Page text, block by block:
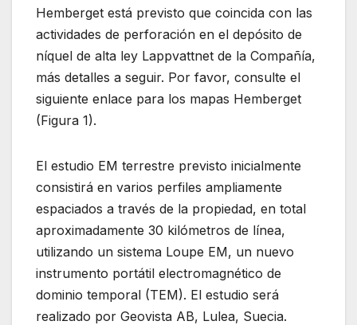
Hemberget está previsto que coincida con las
actividades de perforación en el depósito de
níquel de alta ley Lappvattnet de la Compañía,
más detalles a seguir. Por favor, consulte el
siguiente enlace para los mapas Hemberget
(Figura 1).
El estudio EM terrestre previsto inicialmente
consistirá en varios perfiles ampliamente
espaciados a través de la propiedad, en total
aproximadamente 30 kilómetros de línea,
utilizando un sistema Loupe EM, un nuevo
instrumento portátil electromagnético de
dominio temporal (TEM). El estudio será
realizado por Geovista AB, Lulea, Suecia.